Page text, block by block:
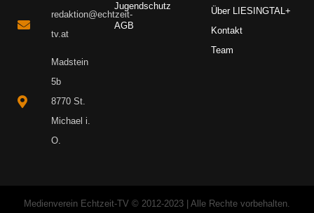
redaktion@echtzeit-
tv.at
Madstein
5b
8770 St.
Michael i.
O.
Jugendschutz
AGB
Über LIESINGTAL+
Kontakt
Team
Medienverein Echtzeit-TV © 2012-2023 | Alle Rechte vorbehalten.